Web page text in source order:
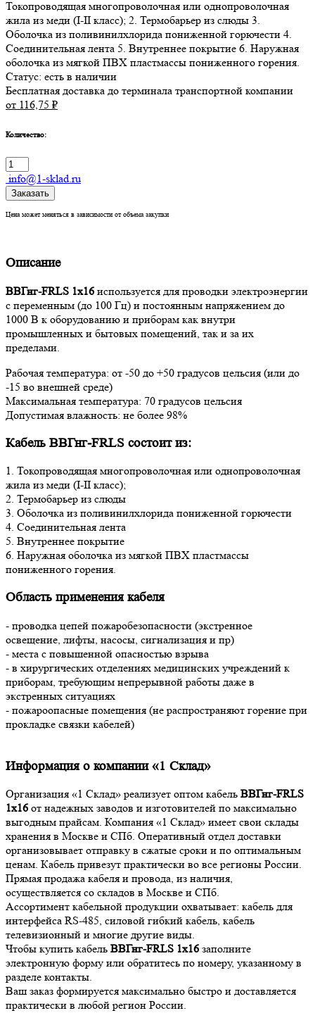
Токопроводящая многопроволочная или однопроволочная
жила из меди (I-II класс); 2. Термобарьер из слюды 3.
Оболочка из поливинилхлорида пониженной горючести 4.
Соединительная лента 5. Внутреннее покрытие 6. Наружная
оболочка из мягкой ПВХ пластмассы пониженного горения.
Статус: есть в наличии
Бесплатная доставка до терминала транспортной компании
от 116,75 ₽
Количество:
info@1-sklad.ru
Заказать
Цена может меняться в зависимости от объема закупки
Описание
ВВГнг-FRLS 1х16 используется для проводки электроэнергии
с переменным (до 100 Гц) и постоянным напряжением до
1000 В к оборудованию и приборам как внутри
промышленных и бытовых помещений, так и за их
пределами.
Рабочая температура: от -50 до +50 градусов цельсия (или до
-15 во внешней среде)
Максимальная температура: 70 градусов цельсия
Допустимая влажность: не более 98%
Кабель ВВГнг-FRLS состоит из:
1. Токопроводящая многопроволочная или однопроволочная
жила из меди (I-II класс);
2. Термобарьер из слюды
3. Оболочка из поливинилхлорида пониженной горючести
4. Соединительная лента
5. Внутреннее покрытие
6. Наружная оболочка из мягкой ПВХ пластмассы
пониженного горения.
Область применения кабеля
- проводка цепей пожаробезопасности (экстренное
освещение, лифты, насосы, сигнализация и пр)
- места с повышенной опасностью взрыва
- в хирургических отделениях медицинских учреждений к
приборам, требующим непрерывной работы даже в
экстренных ситуациях
- пожароопасные помещения (не распространяют горение при
прокладке связки кабелей)
Информация о компании «1 Склад»
Организация «1 Склад» реализует оптом кабель ВВГнг-FRLS
1х16 от надежных заводов и изготовителей по максимально
выгодным прайсам. Компания «1 Склад» имеет свои склады
хранения в Москве и СПб. Оперативный отдел доставки
организовывает отправку в сжатые сроки и по оптимальным
ценам. Кабель привезут практически во все регионы России.
Прямая продажа кабеля и провода, из наличия,
осуществляется со складов в Москве и СПб.
Ассортимент кабельной продукции охватывает: кабель для
интерфейса RS-485, силовой гибкий кабель, кабель
телевизионный и многие другие виды.
Чтобы купить кабель ВВГнг-FRLS 1х16 заполните
электронную форму или обратитесь по номеру, указанному в
разделе контакты.
Ваш заказ формируется максимально быстро и доставляется
практически в любой регион России.